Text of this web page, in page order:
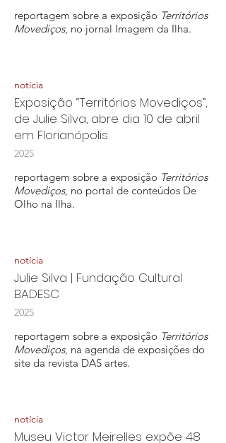
reportagem sobre a exposição Territórios
Movediços, no jornal Imagem da Ilha.
notícia
Exposição “Territórios Movediços”,
de Julie Silva, abre dia 10 de abril
em Florianópolis
2025
reportagem sobre a exposição Territórios
Movediços, no portal de conteúdos De
Olho na Ilha.
notícia
Julie Silva | Fundação Cultural
BADESC
2025
reportagem sobre a exposição Territórios
Movediços, na agenda de exposições do
site da revista DAS artes.
notícia
Museu Victor Meirelles expõe 48